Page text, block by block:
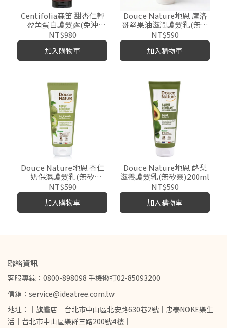
Centifolia森笛 甜杏仁輕
盈角蛋白護髮露(免沖
洗)200ml
NT$980
加入購物車
Douce Nature地恩 摩洛
哥堅果油滋潤護髮乳(無矽
靈)200ml
NT$590
加入購物車
Douce Nature地恩 杏仁
奶保濕護髮乳(無矽
靈)200ml
NT$590
加入購物車
Douce Nature地恩 酪梨
滋養護髮乳(無矽靈)200ml
NT$590
加入購物車
聯絡資訊
客服專線：0800-898098 手機撥打02-85093200
信箱：service@ideatree.com.tw
地址：｜旗艦店｜台北市中山區北安路630巷2號｜忠泰NOKE樂生
活｜台北市中山區樂群三路200號4樓｜